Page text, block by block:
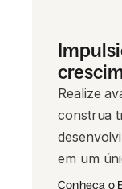
Realize
construa
em um
Conheça o